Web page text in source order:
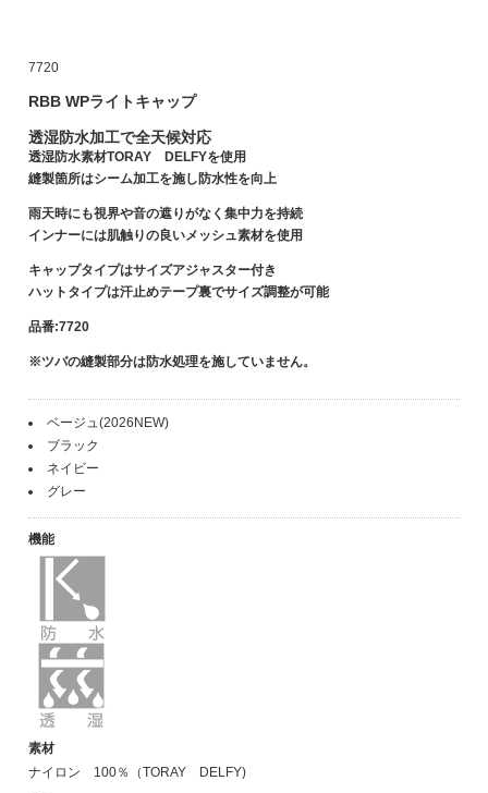
7720
RBB WPライトキャップ
透湿防水加工で全天候対応
透湿防水素材TORAY DELFYを使用
縫製箇所はシーム加工を施し防水性を向上
雨天時にも視界や音の遮りがなく集中力を持続
インナーには肌触りの良いメッシュ素材を使用
キャップタイプはサイズアジャスター付き
ハットタイプは汗止めテープ裏でサイズ調整が可能
品番:7720
※ツバの縫製部分は防水処理を施していません。
ベージュ(2026NEW)
ブラック
ネイビー
グレー
機能
素材
ナイロン 100％（TORAY DELFY)